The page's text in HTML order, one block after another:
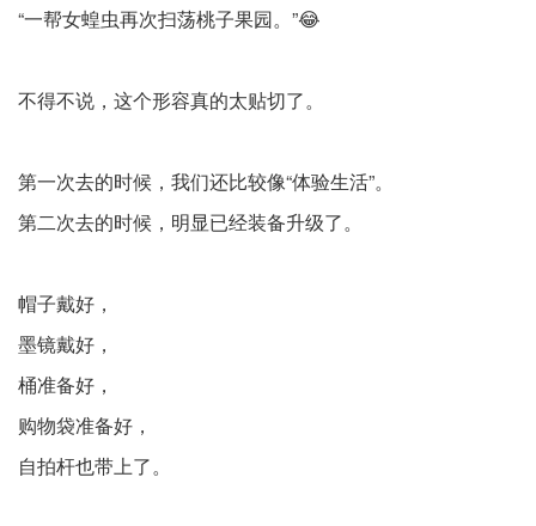
“一帮女蝗虫再次扫荡桃子果园。”😂
不得不说，这个形容真的太贴切了。
第一次去的时候，我们还比较像“体验生活”。
第二次去的时候，明显已经装备升级了。
帽子戴好，
墨镜戴好，
桶准备好，
购物袋准备好，
自拍杆也带上了。